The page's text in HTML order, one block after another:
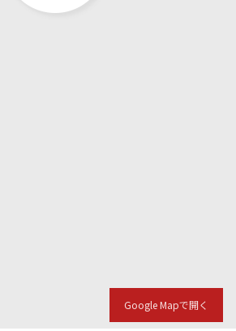
Google Mapで開く
医師プロフィール